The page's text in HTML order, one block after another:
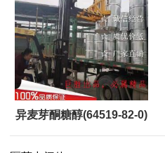
异麦芽酮糖醇(64519-82-0)